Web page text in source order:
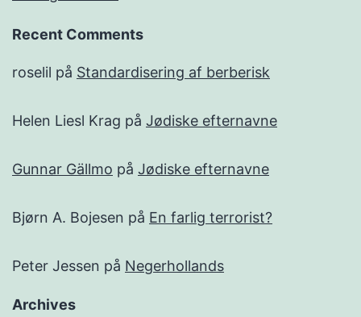
Recent Comments
roselil på Standardisering af berberisk
Helen Liesl Krag på Jødiske efternavne
Gunnar Gällmo på Jødiske efternavne
Bjørn A. Bojesen på En farlig terrorist?
Peter Jessen på Negerhollands
Archives